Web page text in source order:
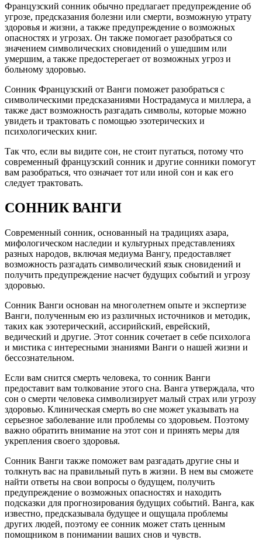
Французский сонник обычно предлагает предупреждение об
угрозе, предсказания болезни или смерти, возможную утрату
здоровья и жизни, а также предупреждение о возможных
опасностях и угрозах. Он также помогает разобраться со
значением символических сновидений о ушедшим или
умершим, а также предостерегает от возможных угроз и
больному здоровью.
Сонник Французский от Ванги поможет разобраться с
символическими предсказаниями Нострадамуса и миллера, а
также даст возможность разгадать символы, которые можно
увидеть и трактовать с помощью эзотерических и
психологических книг.
Так что, если вы видите сон, не стоит пугаться, потому что
современный французский сонник и другие сонники помогут
вам разобраться, что означает тот или иной сон и как его
следует трактовать.
СОННИК ВАНГИ
Современный сонник, основанный на традициях азара,
мифологическом наследии и культурных представлениях
разных народов, включая медиума Вангу, предоставляет
возможность разгадать символический язык сновидений и
получить предупреждение насчет будущих событий и угрозу
здоровью.
Сонник Ванги основан на многолетнем опыте и экспертизе
Ванги, полученным ею из различных источников и методик,
таких как эзотерический, ассирийский, еврейский,
ведический и другие. Этот сонник сочетает в себе психолога
и мистика с интересными знаниями Ванги о нашей жизни и
бессознательном.
Если вам снится смерть человека, то сонник Ванги
предоставит вам толкование этого сна. Ванга утверждала, что
сон о смерти человека символизирует малый страх или угрозу
здоровью. Клиническая смерть во сне может указывать на
серьезное заболевание или проблемы со здоровьем. Поэтому
важно обратить внимание на этот сон и принять меры для
укрепления своего здоровья.
Сонник Ванги также поможет вам разгадать другие сны и
толкнуть вас на правильный путь в жизни. В нем вы сможете
найти ответы на свои вопросы о будущем, получить
предупреждение о возможных опасностях и находить
подсказки для прогнозирования будущих событий. Ванга, как
известно, предсказывала будущее и ощущала проблемы
других людей, поэтому ее сонник может стать ценным
помощником в понимании ваших снов и чувств.